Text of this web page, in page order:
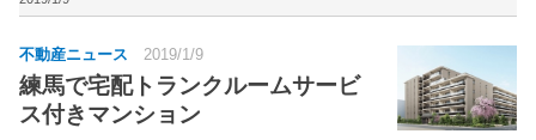
不動産ニュース 2019/1/9
練馬で宅配トランクルームサービ
ス付きマンション